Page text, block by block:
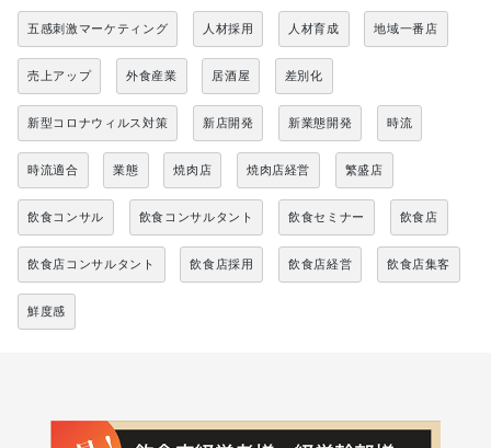
五感刺激マーケティング 人材採用 人材育成 地域一番店
売上アップ 外食産業 居酒屋 差別化
新型コロナウィルス対策 新店開発 新業態開発 時流
時流適合 業態 焼肉店 焼肉店経営 繁盛店
飲食コンサル 飲食コンサルタント 飲食セミナー 飲食店
飲食店コンサルタント 飲食店採用 飲食店経営 飲食店集客
鮮度感